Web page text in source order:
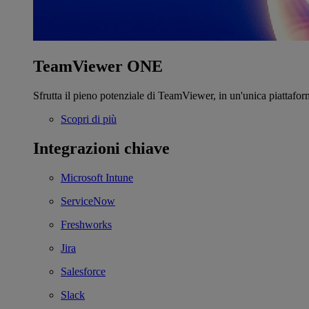
TeamViewer ONE
Sfrutta il pieno potenziale di TeamViewer, in un'unica
Scopri di più
Integrazioni chiave
Microsoft Intune
ServiceNow
Freshworks
Jira
Salesforce
Slack